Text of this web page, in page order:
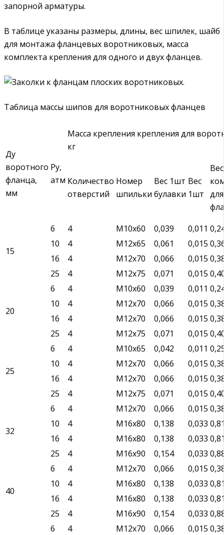
запорной арматуры.
В таблице указаны размеры, длины, вес шпилек, шайб
для монтажа фланцевых воротниковых, масса
комплекта крепления для одного и двух фланцев.
Таблица массы шипов для воротниковых фланцев
Ду
воротного
фланца,
мм
Ру,
атм
Масса крепления крепления для
кг
Количество
отверстий
Номер
шпильки
Вес 1шт
булавки
Вес
1шт
Вес
15
6 4 М10х60 0,039 0,011
10
4 М12х65 0,061 0,015
16
4 М12х70 0,066 0,015
25
4 М12х75 0,071 0,015
20
6 4 М10х60 0,039 0,011
10
4 М12х70 0,066 0,015
16
4 М12х70 0,066 0,015
25
4 М12х75 0,071 0,015
25
6 4 М10х65 0,042 0,011
10
4 М12х70 0,066 0,015
16
4 М12х70 0,066 0,015
25
4 М12х75 0,071 0,015
32
6 4 М12х70 0,066 0,015
10
4 М16х80 0,138 0,033
16
4 М16х80 0,138 0,033
25
4 М16х90 0,154 0,033
40
6 4 М12х70 0,066 0,015
10
4 М16х80 0,138 0,033
16
4 М16х80 0,138 0,033
25
4 М16х90 0,154 0,033
6 4 М12х70 0,066 0,015